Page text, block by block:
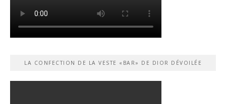
LA CONFECTION DE LA VESTE «BAR» DE DIOR DÉVOILÉE